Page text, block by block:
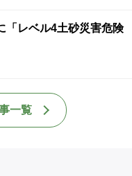
「レベル4土砂災害危険
一覧